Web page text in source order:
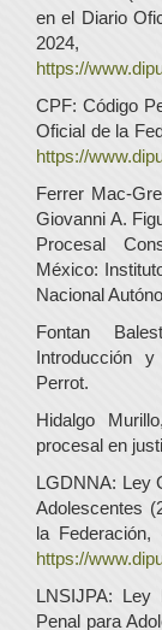
en el Diario
https://
CPF: Código
Oficial de la
https://
Ferrer Mac-
Giovanni A.
Procesal
México:
Nacional
Fontan
Introducción
Perrot.
Hidalgo
procesal en
LGDNNA: Ley
Adolescentes
la
https://
LNSIJPA: Ley
Penal para